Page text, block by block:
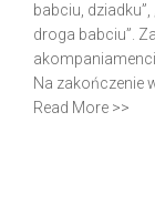
babciu, dziadku”,
droga babciu”.
Na zakończenie
Read More >>